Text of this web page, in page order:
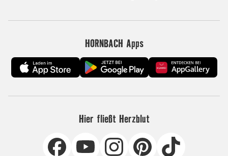
HORNBACH Apps
Hier fließt Herzblut